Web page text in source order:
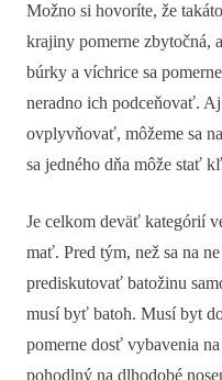
Možno si hovoríte, že
krajiny pomerne zbytočná,
búrky a víchrice sa
neradno ich podceňovať.
ovplyvňovať, môžeme sa
sa jedného dňa môže stať
Je celkom deväť kategórií
mať. Pred tým, než sa na
prediskutovať batožinu
musí byť batoh. Musí byt
pomerne dosť vybavenia
pohodlný na dlhodobé